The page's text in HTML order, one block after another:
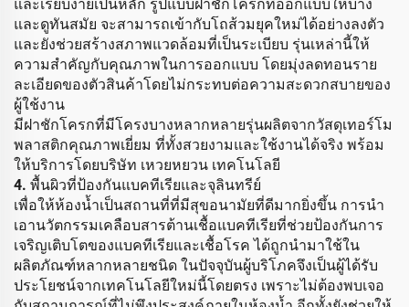
และเรียบง่ายเป็นหลัก รูปแบบฝาชักโครกที่ออกแบบให้บาง
และดูทันสมัย จะสามารถเข้ากับโถส้วมยุคใหม่ได้อย่างลงตัว
และยังช่วยสร้างสภาพแวดล้อมที่เป็นระเบียบ รุ่นเหล่านี้ให้
ความสำคัญกับคุณภาพในการออกแบบ โดยมุ่งลดทอนราย
ละเอียดของตัวสินค้าโดยไม่กระทบต่อความสะดวกสบายของ
ผู้ใช้งาน
มีฝาชักโครกที่มีโครงบางหลากหลายรุ่นผลิตจากวัสดุเทอร์โม
พลาสติกคุณภาพเยี่ยม ที่ทั้งสวยงามและใช้งานได้จริง พร้อม
ให้บริการโดยบริษัท เหวยหยวน เทคโนโลยี
4. พื้นผิวที่ป้องกันแบคทีเรียและจุลินทรีย์
เพื่อให้ห้องน้ำเป็นสถานที่ที่มีสุขอนามัยที่ดีมากยิ่งขึ้น การนำ
เอานวัตกรรมเคลือบสารต้านเชื้อแบคทีเรียที่ช่วยป้องกันการ
เจริญเติบโตของแบคทีเรียและเชื้อโรค ได้ถูกนำมาใช้ใน
ผลิตภัณฑ์หลากหลายชนิด ในปัจจุบันผู้บริโภคจึงเป็นผู้ได้รับ
ประโยชน์จากเทคโนโลยีใหม่นี้โดยตรง เพราะไม่ต้องพบเจอ